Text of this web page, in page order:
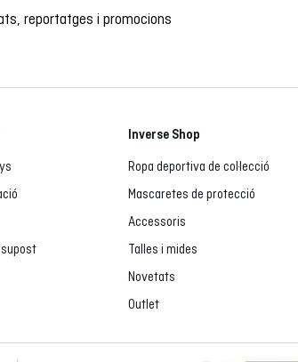
reportatges i promocions
Inverse Shop
Ropa deportiva de col·lecció
Mascaretes de protecció
Accessoris
Talles i mides
Novetats
Outlet